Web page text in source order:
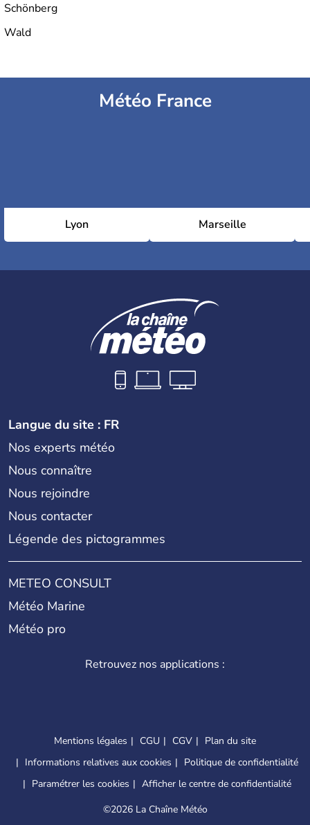
Schönberg
Wald
Météo France
Lyon Marseille
Langue du site : FR
Nos experts météo
Nous connaître
Nous rejoindre
Nous contacter
Légende des pictogrammes
METEO CONSULT
Météo Marine
Météo pro
Retrouvez nos applications :
Mentions légales CGU CGV
Plan du site
Informations relatives aux cookies
Politique de confidentialité
Paramétrer les cookies
Afficher le centre de confidentialité
©2026 La Chaîne Météo